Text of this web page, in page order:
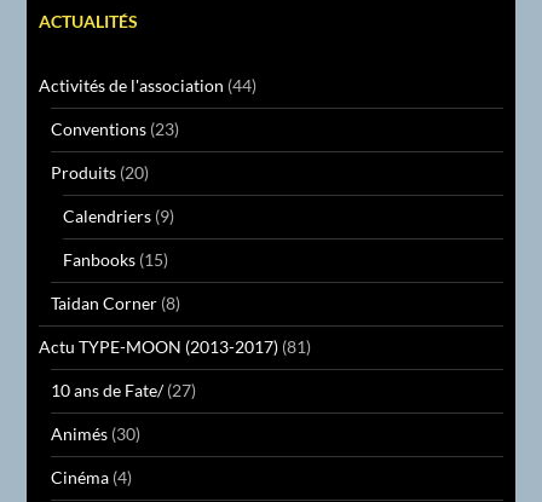
ACTUALITÉS
Activités de l'association (44)
Conventions (23)
Produits (20)
Calendriers (9)
Fanbooks (15)
Taidan Corner (8)
Actu TYPE-MOON (2013-2017) (81)
10 ans de Fate/(27)
Animés (30)
Cinéma (4)